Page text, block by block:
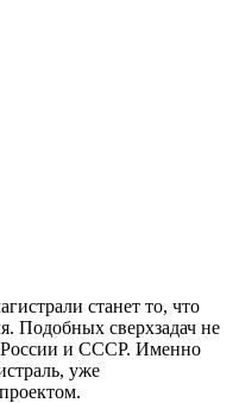
станет то, что
Подобных сверхзадач не
России и СССР. Именно
уже